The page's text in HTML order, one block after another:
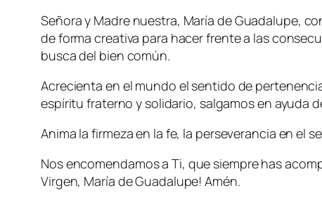
Señora y Madre nuestra, María de Guadalupe,
de forma creativa para hacer frente a las
busca del bien común.
Acrecienta en el mundo el sentido de
espíritu fraterno y solidario, salgamos en ayuda
Anima la firmeza en la fe, la perseverancia en el
Nos encomendamos a Ti, que siempre has
Virgen, María de Guadalupe! Amén.